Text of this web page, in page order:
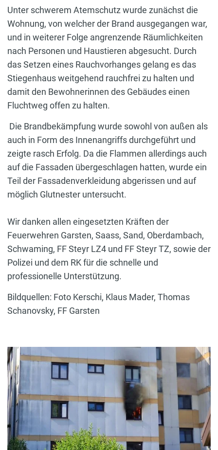
Unter schwerem Atemschutz wurde zunächst die
Wohnung, von welcher der Brand ausgegangen war,
und in weiterer Folge angrenzende Räumlichkeiten
nach Personen und Haustieren abgesucht. Durch
das Setzen eines Rauchvorhanges gelang es das
Stiegenhaus weitgehend rauchfrei zu halten und
damit den Bewohnerinnen des Gebäudes einen
Fluchtweg offen zu halten.
Die Brandbekämpfung wurde sowohl von außen als
auch in Form des Innenangriffs durchgeführt und
zeigte rasch Erfolg. Da die Flammen allerdings auch
auf die Fassaden übergeschlagen hatten, wurde ein
Teil der Fassadenverkleidung abgerissen und auf
möglich Glutnester untersucht.
Wir danken allen eingesetzten Kräften der
Feuerwehren Garsten, Saass, Sand, Oberdambach,
Schwaming, FF Steyr LZ4 und FF Steyr TZ, sowie der
Polizei und dem RK für die schnelle und
professionelle Unterstützung.
Bildquellen: Foto Kerschi, Klaus Mader, Thomas
Schanovsky, FF Garsten